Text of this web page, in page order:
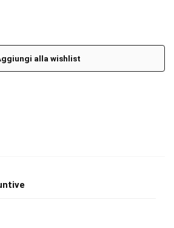
alla wishlist